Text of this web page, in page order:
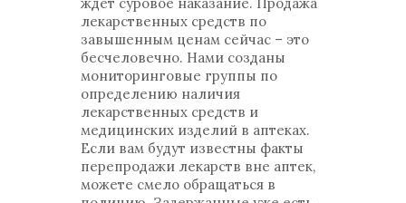
лекарственных средств по
завышенным ценам сейчас – это
бесчеловечно. Нами созданы
мониторинговые группы по
определению наличия
лекарственных средств и
медицинских изделий в аптеках.
Если вам будут известны факты
перепродажи лекарств вне аптек,
можете смело обращаться в